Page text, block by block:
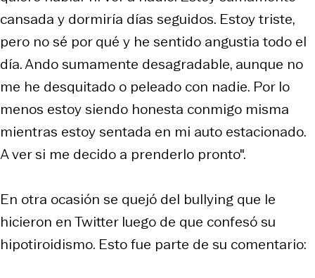
cansada y dormiría días seguidos. Estoy triste,
pero no sé por qué y he sentido angustia todo el
día. Ando sumamente desagradable, aunque no
me he desquitado o peleado con nadie. Por lo
menos estoy siendo honesta conmigo misma
mientras estoy sentada en mi auto estacionado.
A ver si me decido a prenderlo pronto".
En otra ocasión se quejó del bullying que le
hicieron en Twitter luego de que confesó su
hipotiroidismo. Esto fue parte de su comentario: